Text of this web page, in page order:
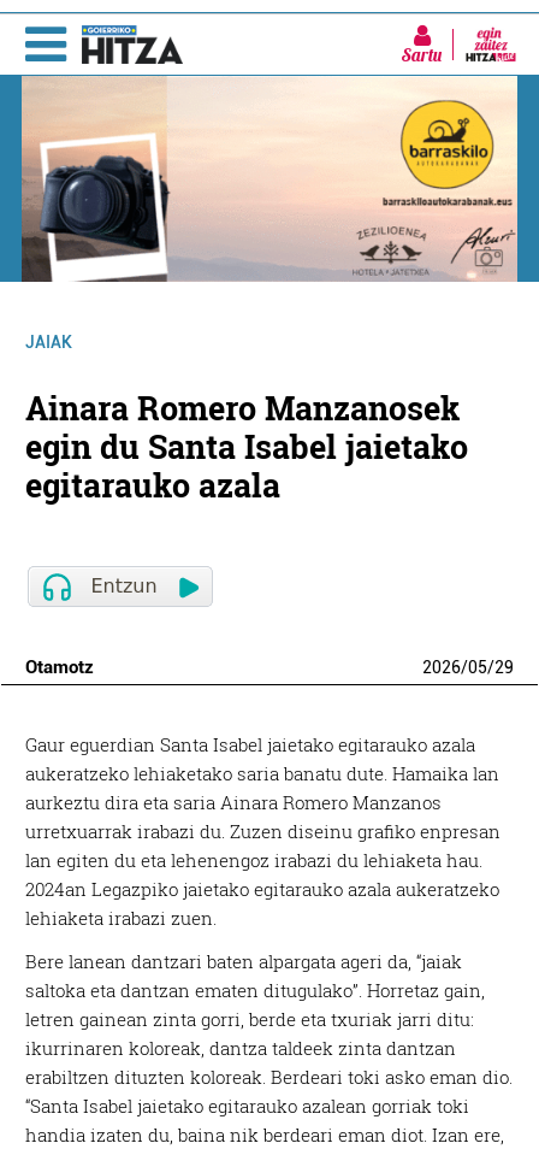
Sartu
JAIAK
Ainara Romero Manzanosek
egin du Santa Isabel jaietako
egitarauko azala
Otamotz 2026/05/29
Gaur eguerdian Santa Isabel jaietako egitarauko azala
aukeratzeko lehiaketako saria banatu dute. Hamaika lan
aurkeztu dira eta saria Ainara Romero Manzanos
urretxuarrak irabazi du. Zuzen diseinu grafiko enpresan
lan egiten du eta lehenengoz irabazi du lehiaketa hau.
2024an Legazpiko jaietako egitarauko azala aukeratzeko
lehiaketa irabazi zuen.
Bere lanean dantzari baten alpargata ageri da, “jaiak
saltoka eta dantzan ematen ditugulako”. Horretaz gain,
letren gainean zinta gorri, berde eta txuriak jarri ditu:
ikurrinaren koloreak, dantza taldeek zinta dantzan
erabiltzen dituzten koloreak. Berdeari toki asko eman dio.
“Santa Isabel jaietako egitarauko azalean gorriak toki
handia izaten du, baina nik berdeari eman diot. Izan ere,